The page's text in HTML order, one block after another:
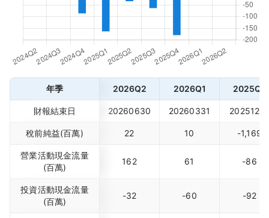
年季 2026Q2 2026Q1 2025Q4
財報結束日 20260630 20260331 20251231
稅前純益(百萬) 22 10 -1,169
營業活動現金流量
(百萬)
162 61 -86
投資活動現金流量
(百萬)
-32 -60 -92